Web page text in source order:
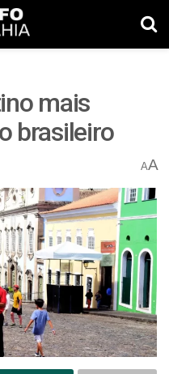
mais
brasileiro
AA